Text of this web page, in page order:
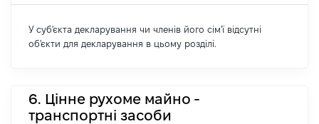
У суб'єкта декларування чи членів його сім'ї відсутні
об'єкти для декларування в цьому розділі.
6. Цінне рухоме майно -
транспортні засоби